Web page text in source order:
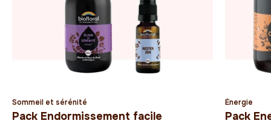
Sommeil et sérénité
Pack Endormissement facile
Énergie
Pack